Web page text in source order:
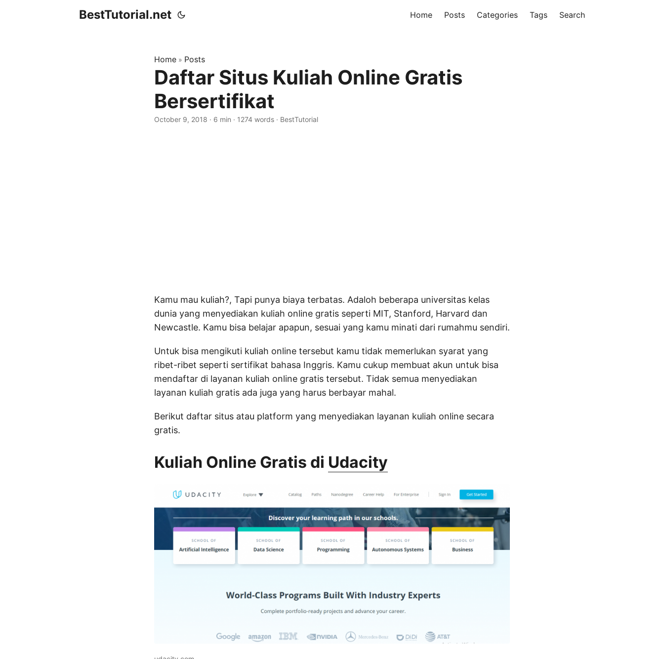
BestTutorial.net Home Posts Categories Tags Search
Home » Posts
Daftar Situs Kuliah Online Gratis
Bersertifikat
October 9, 2018 · 6 min · 1274 words · BestTutorial
Kamu mau kuliah?, Tapi punya biaya terbatas. Adaloh beberapa universitas kelas
dunia yang menyediakan kuliah online gratis seperti MIT, Stanford, Harvard dan
Newcastle. Kamu bisa belajar apapun, sesuai yang kamu minati dari rumahmu sendiri.
Untuk bisa mengikuti kuliah online tersebut kamu tidak memerlukan syarat yang
ribet-ribet seperti sertifikat bahasa Inggris. Kamu cukup membuat akun untuk bisa
mendaftar di layanan kuliah online gratis tersebut. Tidak semua menyediakan
layanan kuliah gratis ada juga yang harus berbayar mahal.
Berikut daftar situs atau platform yang menyediakan layanan kuliah online secara
gratis.
Kuliah Online Gratis di Udacity